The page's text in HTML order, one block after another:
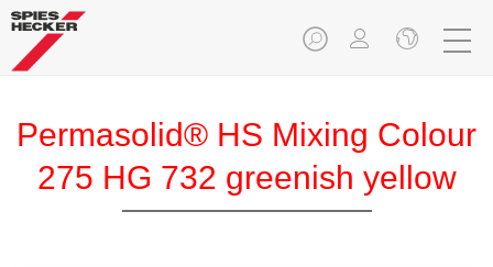
Permasolid® HS Mixing Colour
275 HG 732 greenish yellow